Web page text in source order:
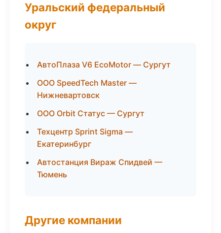
Уральский федеральный
округ
АвтоПлаза V6 EcoMotor — Сургут
ООО SpeedTech Master —
Нижневартовск
ООО Orbit Статус — Сургут
Техцентр Sprint Sigma —
Екатеринбург
Автостанция Вираж Спидвей —
Тюмень
Другие компании